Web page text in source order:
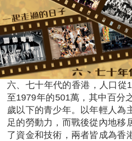
六、七十年代的香港，人口從
至1979年的501萬，其中百分
歲以下的青少年。以年輕人為
足的勞動力，而戰後從內地移
了資金和技術，兩者皆成為香